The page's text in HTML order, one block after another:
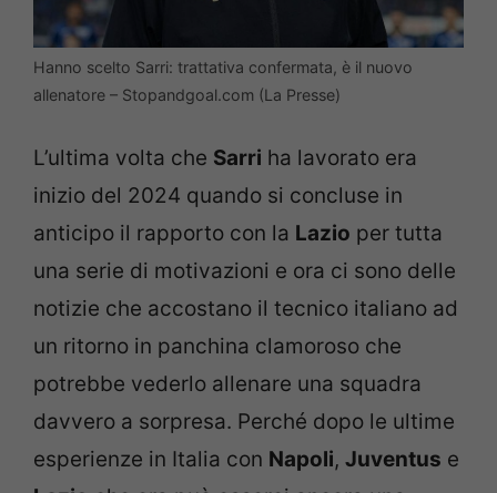
Hanno scelto Sarri: trattativa confermata, è il nuovo
allenatore – Stopandgoal.com (La Presse)
L’ultima volta che Sarri ha lavorato era
inizio del 2024 quando si concluse in
anticipo il rapporto con la Lazio per tutta
una serie di motivazioni e ora ci sono delle
notizie che accostano il tecnico italiano ad
un ritorno in panchina clamoroso che
potrebbe vederlo allenare una squadra
davvero a sorpresa. Perché dopo le ultime
esperienze in Italia con Napoli, Juventus e